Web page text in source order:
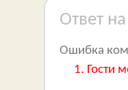
Ответ на
Ошибка
Гости